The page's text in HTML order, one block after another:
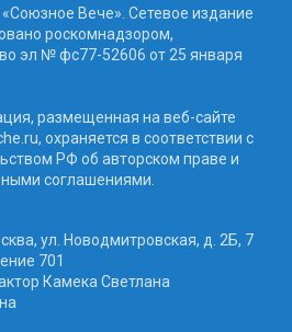
Вече». Сетевое издание
роскомнадзором,
эл № фc77-52606 от 25 января
размещенная на веб-сайте
охраняется в соответствии с
РФ об авторском праве и
соглашениями.
ул. Новодмитровская, д. 2Б, 7
701
Камека Светлана